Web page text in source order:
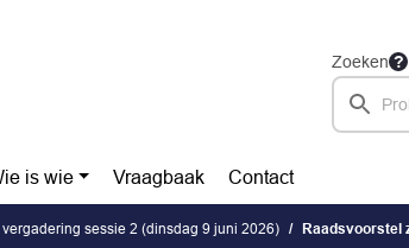
Zoeken
is wie Vraagbaak Contact
sessie 2 (dinsdag 9 juni 2026) Raadsvoorstel